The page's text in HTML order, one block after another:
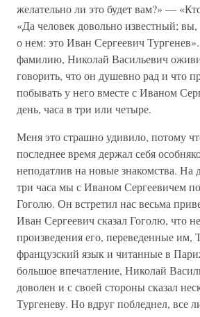
желательно ли это будет вам?» —
«Да человек довольно известный;
о нем: это Иван Сергеевич
фамилию, Николай Васильевич
говорить, что он душевно рад и что
побывать у него вместе с Иваном
день, часа в три или четыре.
Меня это страшно удивило, потому
последнее время держал себя
неподатлив на новые знакомства. На
три часа мы с Иваном Сергеевичем
Гоголю. Он встретил нас весьма
Иван Сергеевич сказал Гоголю, что
произведения его, переведенные им,
французский язык и читанные в
большое впечатление, Николай
доволен и с своей стороны сказал
Тургеневу. Но вдруг побледнел, все